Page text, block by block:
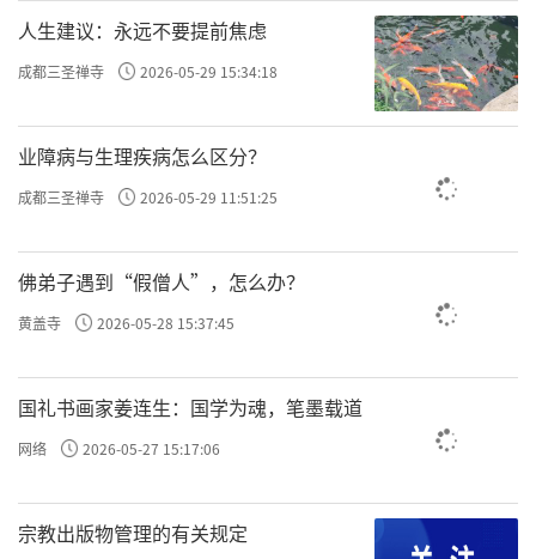
步走至缸前，提起扫帚蘸饱浓墨，静气凝神，
双肩一较力，“唰唰唰”三扫帚，重若崩云，轻如
蝉翼，导之泉注，顿之山安，一个斗大的“寸”字
联璧合，相映成辉。观者先是一愣，继而喝彩
墨客们困惑不解，这小和尚怎有如此深厚
又没钱买纸笔，只好折根树枝在地上练，春秋
寒暑从不间断。后来他到栖霞寺当了和尚，专
上的寺名产生了兴趣，就扫帚代笔、清水作
人生建议：永远不要提前焦虑
成都三圣禅寺 2026-05-29 15:34:18
业障病与生理疾病怎么区分？
成都三圣禅寺 2026-05-29 11:51:25
佛弟子遇到“假僧人”，怎么办？
黄盖寺 2026-05-28 15:37:45
国礼书画家姜连生：国学为魂，笔墨载道
网络 2026-05-27 15:17:06
宗教出版物管理的有关规定